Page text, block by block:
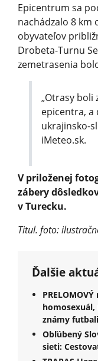
Epicentrum sa
nachádzalo 8 km
obyvateľov
Drobeta-Turnu
zemetrasenia
„Otrasy boli
epicentra, a
ukrajinsko-
iMeteo.sk.
V priloženej
zábery
v Turecku.
Titul. foto:
Ďalšie
homosexuál,
známy
Obľúbený
sieti: